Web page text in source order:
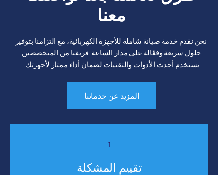
معنا
نحن نقدم خدمة صيانة شاملة للأجهزة الكهربائية، مع التزامنا بتوفير
حلول سريعة وفعّالة على مدار الساعة. فريقنا من المتخصصين
يستخدم أحدث الأدوات والتقنيات لضمان أداء ممتاز لأجهزتك.
المزيد عن خدماتنا
1
تقييم المشكلة